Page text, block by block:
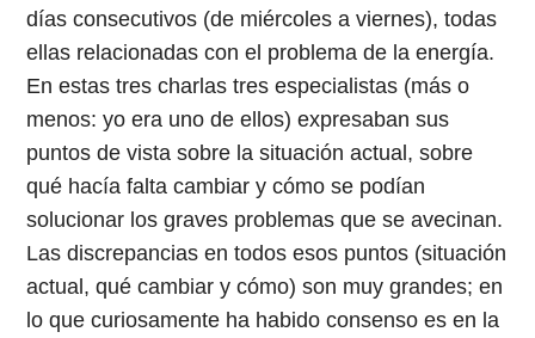
días consecutivos (de miércoles a viernes), todas
ellas relacionadas con el problema de la energía.
En estas tres charlas tres especialistas (más o
menos: yo era uno de ellos) expresaban sus
puntos de vista sobre la situación actual, sobre
qué hacía falta cambiar y cómo se podían
solucionar los graves problemas que se avecinan.
Las discrepancias en todos esos puntos (situación
actual, qué cambiar y cómo) son muy grandes; en
lo que curiosamente ha habido consenso es en la